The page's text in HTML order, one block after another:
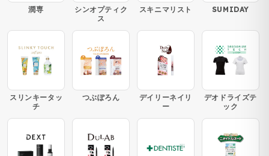
潤専
シンオプティク
ス
スキニマリスト SUMIDAY
スリンキータッ
チ
つぶぽろん
デイリーネイリ
ー
デオドライズテ
ック